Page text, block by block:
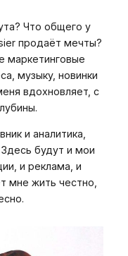
Что общего у
продаёт мечты?
маркетинговые
музыку, новинки
вдохновляет, с
и аналитика,
будут и мои
и реклама, и
мне жить честно,